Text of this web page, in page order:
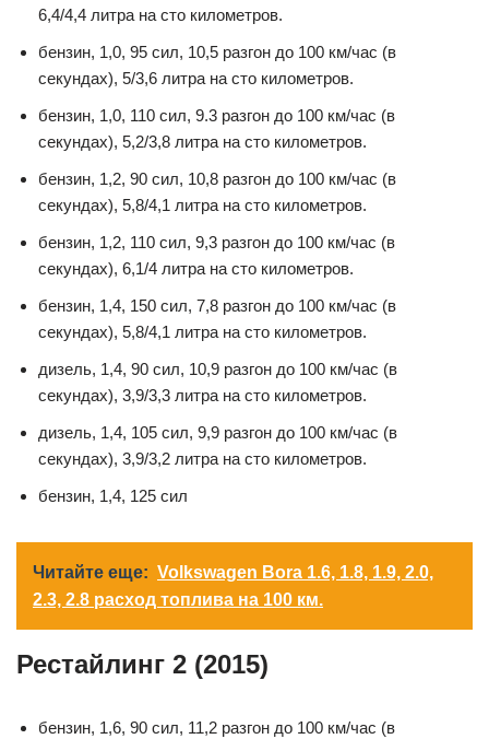
6,4/4,4 литра на сто километров.
бензин, 1,0, 95 сил, 10,5 разгон до 100 км/час (в
секундах), 5/3,6 литра на сто километров.
бензин, 1,0, 110 сил, 9.3 разгон до 100 км/час (в
секундах), 5,2/3,8 литра на сто километров.
бензин, 1,2, 90 сил, 10,8 разгон до 100 км/час (в
секундах), 5,8/4,1 литра на сто километров.
бензин, 1,2, 110 сил, 9,3 разгон до 100 км/час (в
секундах), 6,1/4 литра на сто километров.
бензин, 1,4, 150 сил, 7,8 разгон до 100 км/час (в
секундах), 5,8/4,1 литра на сто километров.
дизель, 1,4, 90 сил, 10,9 разгон до 100 км/час (в
секундах), 3,9/3,3 литра на сто километров.
дизель, 1,4, 105 сил, 9,9 разгон до 100 км/час (в
секундах), 3,9/3,2 литра на сто километров.
бензин, 1,4, 125 сил
Читайте еще: Volkswagen Bora 1.6, 1.8, 1.9, 2.0,
2.3, 2.8 расход топлива на 100 км.
Рестайлинг 2 (2015)
бензин, 1,6, 90 сил, 11,2 разгон до 100 км/час (в